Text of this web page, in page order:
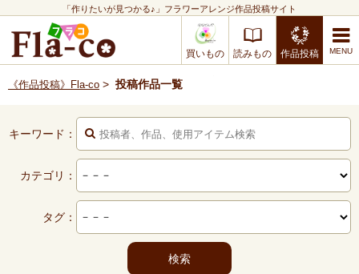
「作りたいが見つかる♪」フラワーアレンジ作品投稿サイト
買いもの 読みもの 作品投稿
《作品投稿》Fla-co > 投稿作品一覧
キーワード：
カテゴリ：
タグ：